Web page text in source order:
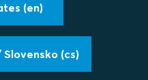
(en)
(cs)